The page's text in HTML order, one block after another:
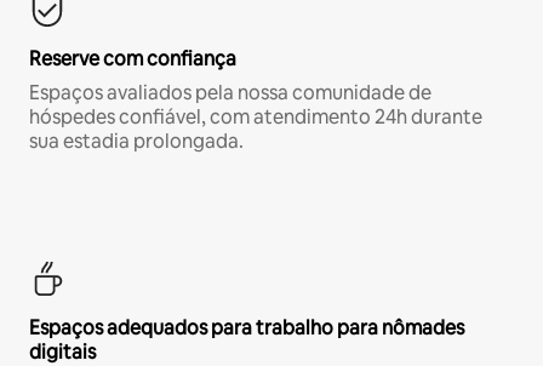
Reserve com confiança
Espaços avaliados pela nossa comunidade de
hóspedes confiável, com atendimento 24h durante
sua estadia prolongada.
Espaços adequados para trabalho para nômades
digitais